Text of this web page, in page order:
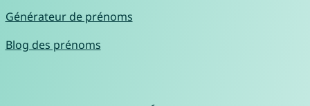
Générateur de prénoms
Blog des prénoms